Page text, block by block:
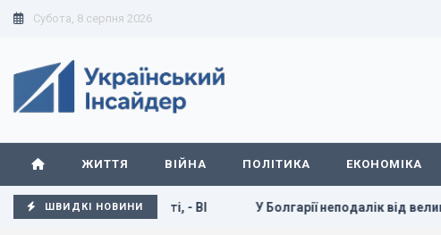
Субота, 8 серпня 2026
ЖИТТЯ ВІЙНА ПОЛІТИКА ЕКОНОМІКА
ШВИДКІ НОВИНИ
на фронті, - BI У Болгарії неподалік від великого